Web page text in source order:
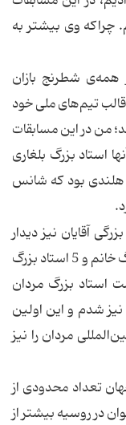
چراكه وی بیشتر به
همه‌ی شطرنج بازان
تیم‌های ملی خود
من در این مسابقات
استاد بزرگ بلغاری
بود كه شانس
آقایان نیز دیدار
كرده گفت: در این مسابقات كه با 5 استاد بزرگ خانم‌ و 5 استاد بزرگ
استاد بزرگ مردان
شدم و این اولین
مردان را نیز
تعداد محدودی از
در روسیه بیشتر از